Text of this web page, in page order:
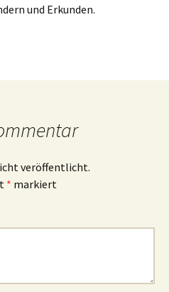
und Erkunden.
veröffentlicht.
* markiert